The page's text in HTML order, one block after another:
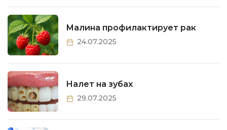
Малина профилактирует рак
24.07.2025
Налет на зубах
29.07.2025